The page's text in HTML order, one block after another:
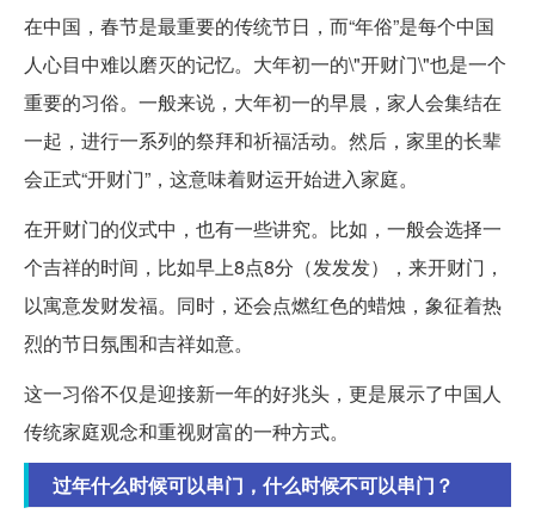
在中国，春节是最重要的传统节日，而“年俗”是每个中国
人心目中难以磨灭的记忆。大年初一的\"开财门\"也是一个
重要的习俗。一般来说，大年初一的早晨，家人会集结在
一起，进行一系列的祭拜和祈福活动。然后，家里的长辈
会正式“开财门”，这意味着财运开始进入家庭。
在开财门的仪式中，也有一些讲究。比如，一般会选择一
个吉祥的时间，比如早上8点8分（发发发），来开财门，
以寓意发财发福。同时，还会点燃红色的蜡烛，象征着热
烈的节日氛围和吉祥如意。
这一习俗不仅是迎接新一年的好兆头，更是展示了中国人
传统家庭观念和重视财富的一种方式。
过年什么时候可以串门，什么时候不可以串门？